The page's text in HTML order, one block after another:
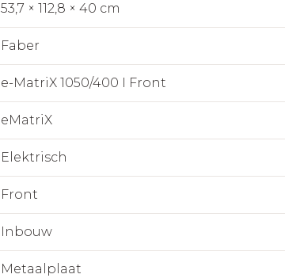
53,7 × 112,8 × 40 cm
Faber
e-MatriX 1050/400 I Front
eMatriX
Elektrisch
Front
Inbouw
Metaalplaat